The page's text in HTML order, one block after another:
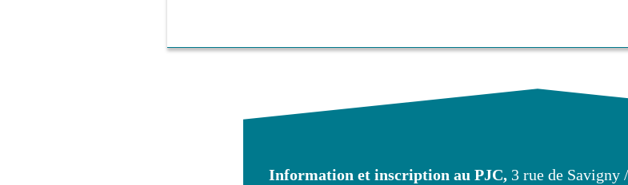
Information et inscription au PJC, 3 rue de Savigny